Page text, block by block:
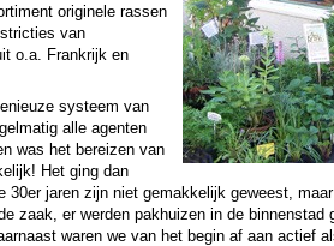
originele rassen
van
o.a. Frankrijk en
systeem van
alle agenten
was het bereizen van
Het ging dan
30er jaren zijn niet gemakkelijk geweest,
zaak, er werden pakhuizen in de binnenstad
waren we van het begin af aan actief